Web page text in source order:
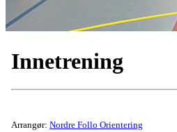
Innetrening
Arrangør: Nordre Follo Orientering